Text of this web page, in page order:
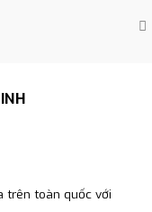
trên toàn quốc với